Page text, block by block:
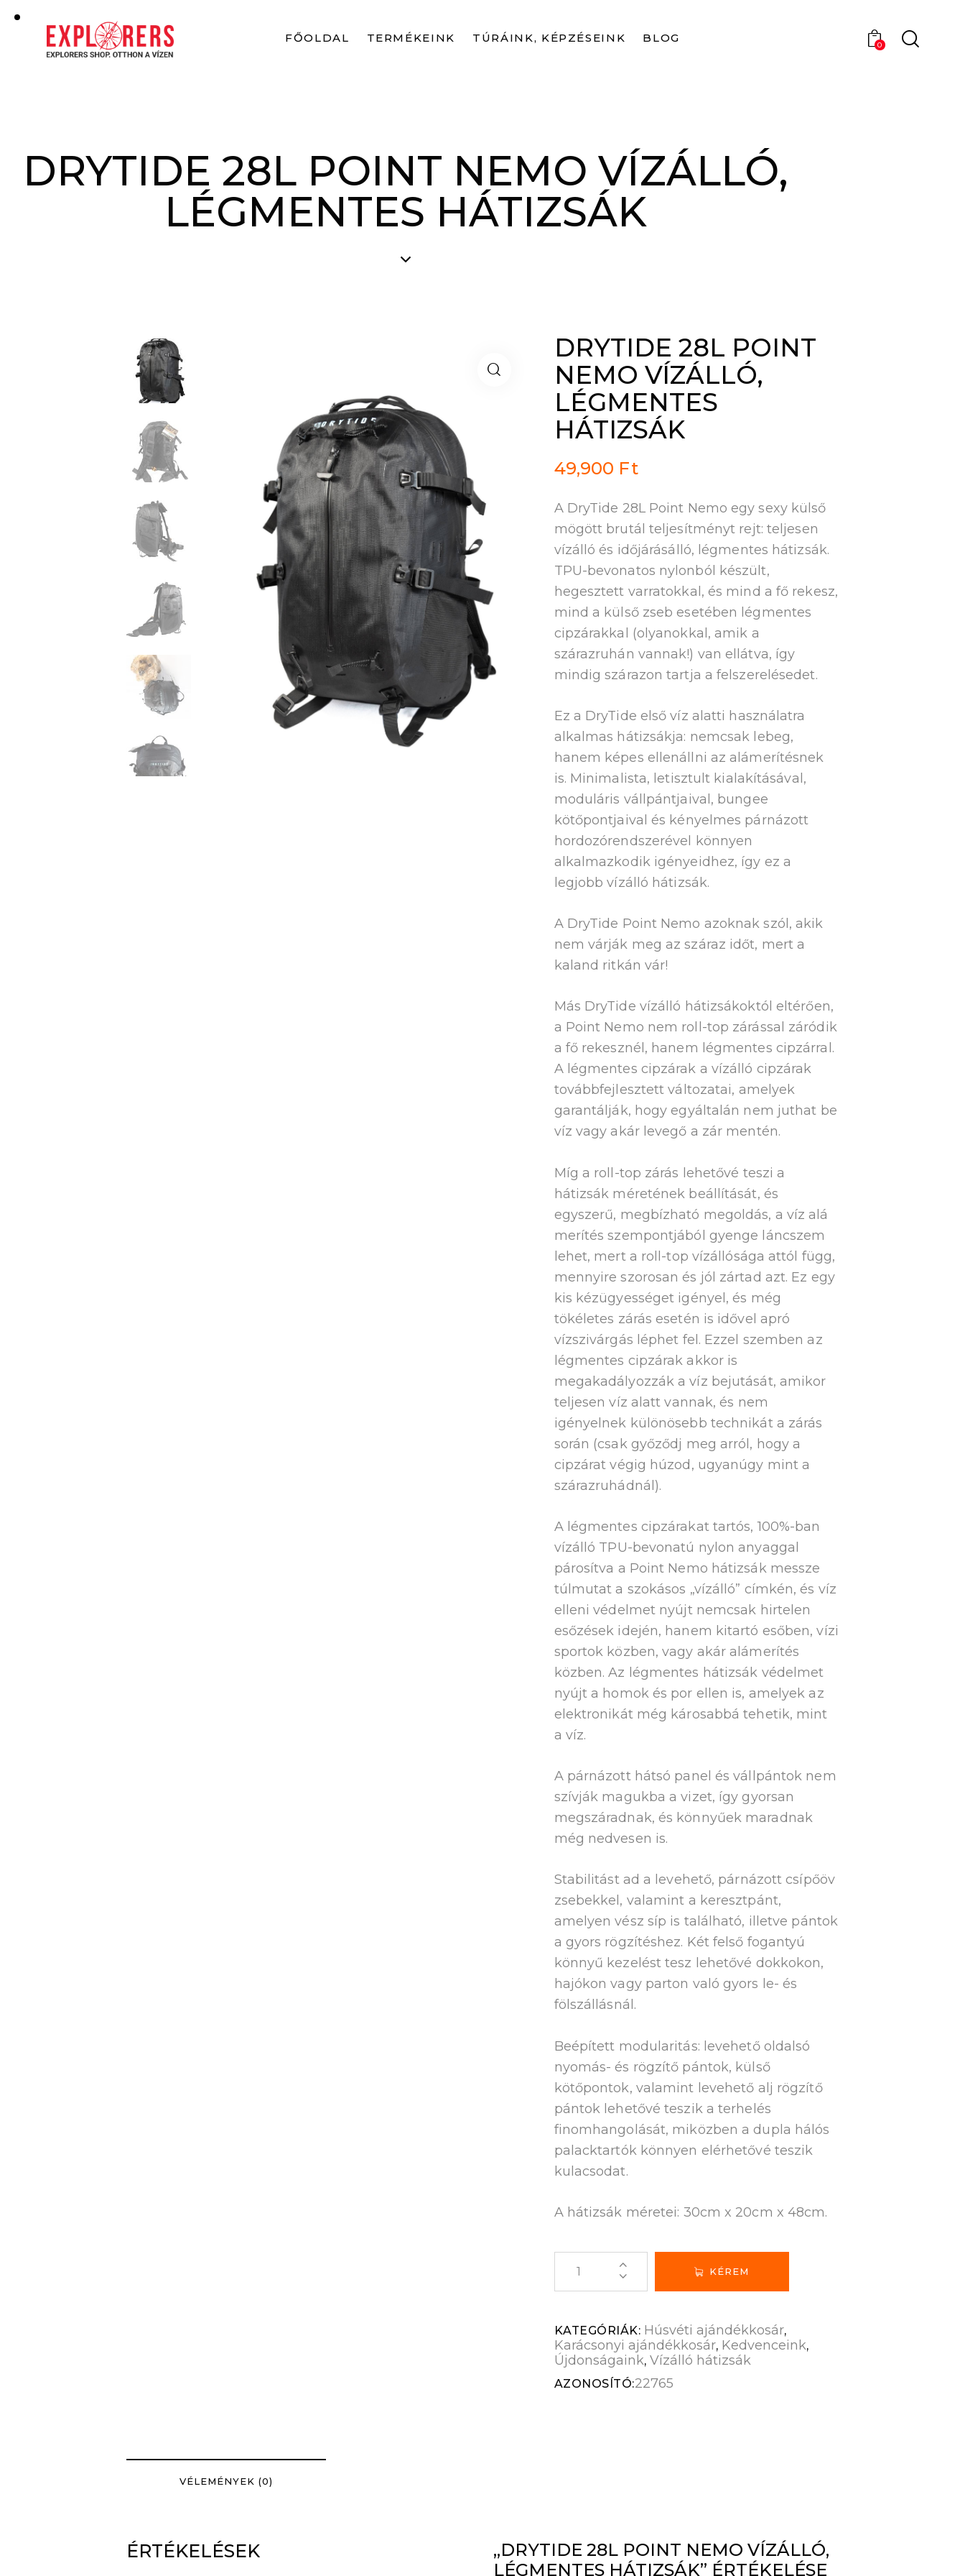
FŐOLDAL TERMÉKEINK TÚRÁINK, KÉPZÉSEINK BLOG
0
DRYTIDE 28L POINT NEMO VÍZÁLLÓ,
LÉGMENTES HÁTIZSÁK
DRYTIDE 28L POINT
NEMO VÍZÁLLÓ,
LÉGMENTES
HÁTIZSÁK
49,900 Ft
A DryTide 28L Point Nemo egy sexy külső
mögött brutál teljesítményt rejt: teljesen
vízálló és időjárásálló, légmentes hátizsák.
TPU-bevonatos nylonból készült,
hegesztett varratokkal, és mind a fő rekesz,
mind a külső zseb esetében légmentes
cipzárakkal (olyanokkal, amik a
szárazruhán vannak!) van ellátva, így
mindig szárazon tartja a felszerelésedet.
Ez a DryTide első víz alatti használatra
alkalmas hátizsákja: nemcsak lebeg,
hanem képes ellenállni az alámerítésnek
is. Minimalista, letisztult kialakításával,
moduláris vállpántjaival, bungee
kötőpontjaival és kényelmes párnázott
hordozórendszerével könnyen
alkalmazkodik igényeidhez, így ez a
legjobb vízálló hátizsák.
A DryTide Point Nemo azoknak szól, akik
nem várják meg az száraz időt, mert a
kaland ritkán vár!
Más DryTide vízálló hátizsákoktól eltérően,
a Point Nemo nem roll-top zárással záródik
a fő rekesznél, hanem légmentes cipzárral.
A légmentes cipzárak a vízálló cipzárak
továbbfejlesztett változatai, amelyek
garantálják, hogy egyáltalán nem juthat be
víz vagy akár levegő a zár mentén.
Míg a roll-top zárás lehetővé teszi a
hátizsák méretének beállítását, és
egyszerű, megbízható megoldás, a víz alá
merítés szempontjából gyenge láncszem
lehet, mert a roll-top vízállósága attól függ,
mennyire szorosan és jól zártad azt. Ez egy
kis kézügyességet igényel, és még
tökéletes zárás esetén is idővel apró
vízszivárgás léphet fel. Ezzel szemben az
légmentes cipzárak akkor is
megakadályozzák a víz bejutását, amikor
teljesen víz alatt vannak, és nem
igényelnek különösebb technikát a zárás
során (csak győződj meg arról, hogy a
cipzárat végig húzod, ugyanúgy mint a
szárazruhádnál).
A légmentes cipzárakat tartós, 100%-ban
vízálló TPU-bevonatú nylon anyaggal
párosítva a Point Nemo hátizsák messze
túlmutat a szokásos „vízálló” címkén, és víz
elleni védelmet nyújt nemcsak hirtelen
esőzések idején, hanem kitartó esőben, vízi
sportok közben, vagy akár alámerítés
közben. Az légmentes hátizsák védelmet
nyújt a homok és por ellen is, amelyek az
elektronikát még károsabbá tehetik, mint
a víz.
A párnázott hátsó panel és vállpántok nem
szívják magukba a vizet, így gyorsan
megszáradnak, és könnyűek maradnak
még nedvesen is.
Stabilitást ad a levehető, párnázott csípőöv
zsebekkel, valamint a keresztpánt,
amelyen vész síp is található, illetve pántok
a gyors rögzítéshez. Két felső fogantyú
könnyű kezelést tesz lehetővé dokkokon,
hajókon vagy parton való gyors le- és
fölszállásnál.
Beépített modularitás: levehető oldalsó
nyomás- és rögzítő pántok, külső
kötőpontok, valamint levehető alj rögzítő
pántok lehetővé teszik a terhelés
finomhangolását, miközben a dupla hálós
palacktartók könnyen elérhetővé teszik
kulacsodat.
A hátizsák méretei: 30cm x 20cm x 48cm.
KÉREM
KATEGÓRIÁK: Húsvéti ajándékkosár,
Karácsonyi ajándékkosár, Kedvenceink,
Újdonságaink, Vízálló hátizsák
AZONOSÍTÓ:22765
VÉLEMÉNYEK (0)
ÉRTÉKELÉSEK
„DRYTIDE 28L POINT NEMO VÍZÁLLÓ,
LÉGMENTES HÁTIZSÁK” ÉRTÉKELÉSE